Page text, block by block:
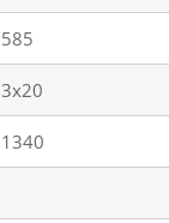
585
3x20
1340